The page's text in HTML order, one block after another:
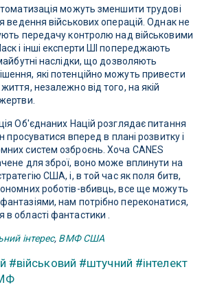
можуть зменшити трудові
ведення військових операцій. Однак не
передачу контролю над військовими
і інші експерти ШІ попереджають
наслідки, що дозволяють
які потенційно можуть привести
незалежно від того, на якій
Об'єднаних Націй розглядає питання
просуватися вперед в плані розвитку і
систем озброєнь. Хоча CANES
для зброї, воно може вплинути на
США, і, в той час як поля битв,
роботів-вбивць, все ще можуть
нам потрібно переконатися,
області фантастики .
інтерес, ВМФ США
#військовий #штучний #інтелект